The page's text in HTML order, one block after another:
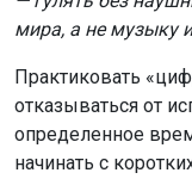
мира, а не музыку
Практиковать
отказываться от
определенное
начинать с